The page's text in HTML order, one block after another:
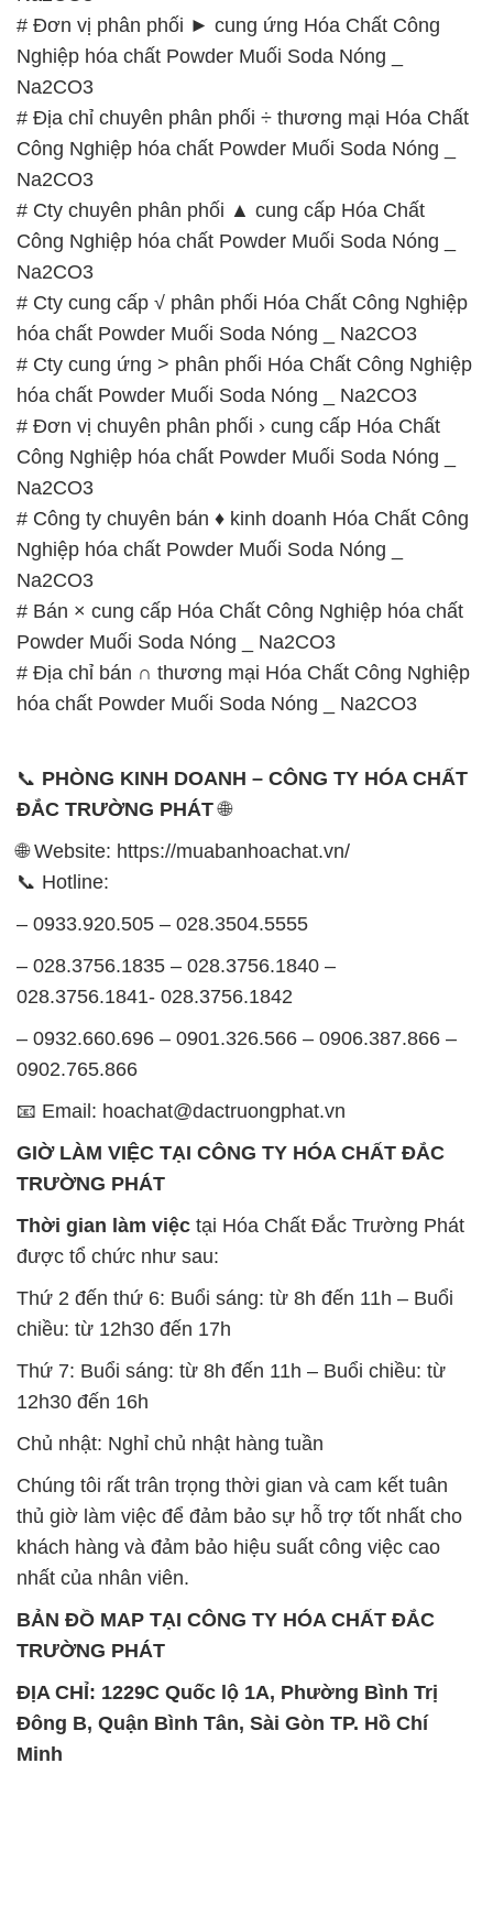
Công Nghiệp hóa chất Powder Muối Soda Nóng _
Na2CO3
# Cty chuyên phân phối ▲ cung cấp Hóa Chất
Công Nghiệp hóa chất Powder Muối Soda Nóng _
Na2CO3
# Cty cung cấp √ phân phối Hóa Chất Công Nghiệp
hóa chất Powder Muối Soda Nóng _ Na2CO3
# Cty cung ứng > phân phối Hóa Chất Công Nghiệp
hóa chất Powder Muối Soda Nóng _ Na2CO3
# Đơn vị chuyên phân phối › cung cấp Hóa Chất
Công Nghiệp hóa chất Powder Muối Soda Nóng _
# Công ty chuyên bán ♦ kinh doanh Hóa Chất Công
Nghiệp hóa chất Powder Muối Soda Nóng _
Na2CO3
# Bán × cung cấp Hóa Chất Công Nghiệp hóa chất
Powder Muối Soda Nóng _ Na2CO3
# Địa chỉ bán ∩ thương mại Hóa Chất Công Nghiệp
hóa chất Powder Muối Soda Nóng _ Na2CO3
📞PHÒNG KINH DOANH – CÔNG TY HÓA CHẤT
ĐẮC TRƯỜNG PHÁT🌐
🌐 Website: https://muabanhoachat.vn/
– 0933.920.505 – 028.3504.5555
028.3756.1841- 028.3756.1842
0902.765.866
📧 Email: hoachat@dactruongphat.vn
TRƯỜNG PHÁT
được tổ chức như sau:
Thứ 2 đến thứ 6: Buổi sáng: từ 8h đến 11h – Buổi
chiều: từ 12h30 đến 17h
Thứ 7: Buổi sáng: từ 8h đến 11h – Buổi chiều: từ
12h30 đến 16h
Chủ nhật: Nghỉ chủ nhật hàng tuần
thủ giờ làm việc để đảm bảo sự hỗ trợ tốt nhất cho
khách hàng và đảm bảo hiệu suất công việc cao
nhất của nhân viên.
BẢN ĐỒ MAP TẠI CÔNG TY HÓA CHẤT ĐẮC
TRƯỜNG PHÁT
ĐỊA CHỈ: 1229C Quốc lộ 1A, Phường Bình Trị
Đông B, Quận Bình Tân, Sài Gòn TP. Hồ Chí
Minh